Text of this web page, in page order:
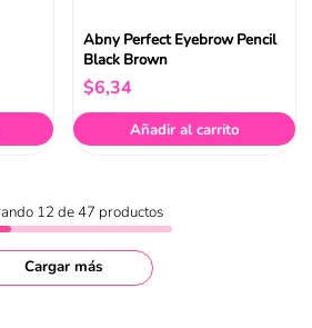
Abny Perfect Eyebrow Pencil
Black Brown
$6,34
Añadir al carrito
12 de 47 productos
Cargar más